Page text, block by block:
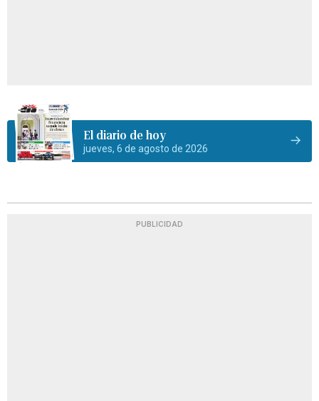
El diario de hoy
jueves, 6 de agosto de 2026
PUBLICIDAD